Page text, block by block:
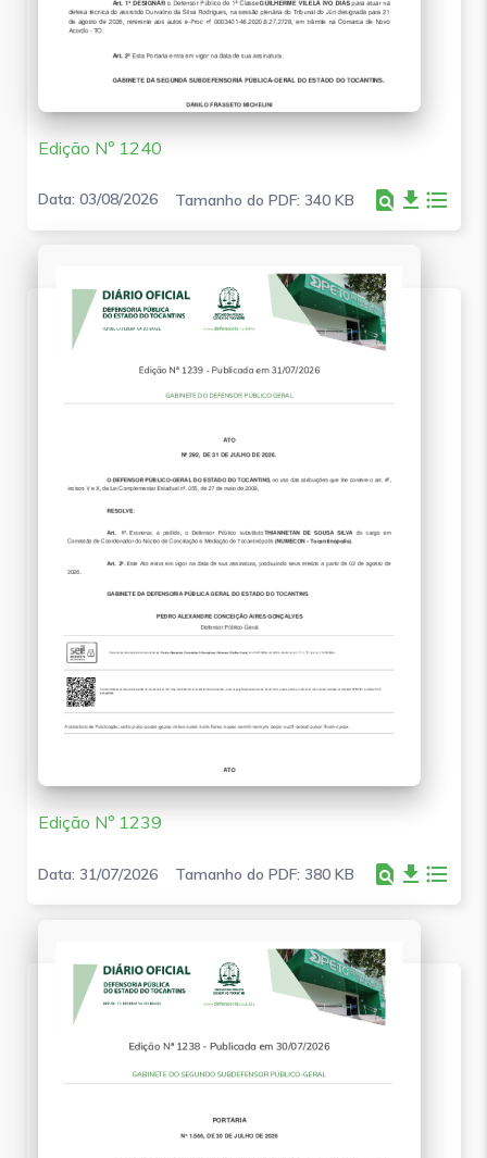
Edição Nº 1240
Data: 03/08/2026 Tamanho do PDF: 340 KB find_in_page file_download format_list_bulleted
Edição Nº 1239
Data: 31/07/2026 Tamanho do PDF: 380 KB find_in_page file_download format_list_bulleted